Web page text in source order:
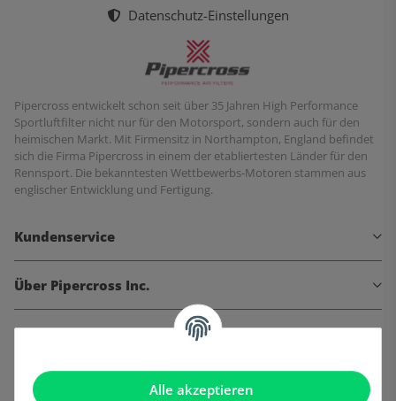
Alle akzeptieren
Datenschutz-Einstellungen
Pipercross entwickelt schon seit über 35 Jahren High Performance
Sportluftfilter nicht nur für den Motorsport, sondern auch für den
heimischen Markt. Mit Firmensitz in Northampton, England befindet
sich die Firma Pipercross in einem der etabliertesten Länder für den
Rennsport. Die bekanntesten Wettbewerbs-Motoren stammen aus
englischer Entwicklung und Fertigung.
Kundenservice
Über Pipercross Inc.
Informationen
Gesetzliche Informationen